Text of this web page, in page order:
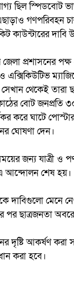
ছিল স্পিডবোট
গণপরিবহন
কাউন্টারের দাবি
প্রশাসনের
থেকেই তারা
বোট জনপ্রতি
করে ঘাটে
ঘোষণা দেন।
জন্য যাত্রী ও
এ আন্দোলন শেষ হয়।
দাবিগুলো মেনে
ছাত্রজনতা
দৃষ্টি আকর্ষণ করা
করা হবে।